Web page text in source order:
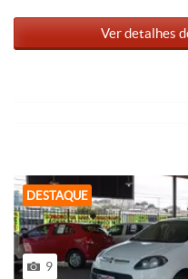
Ver detalhes
DESTAQUE
9